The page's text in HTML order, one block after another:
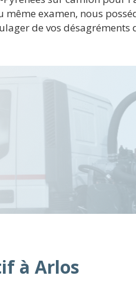
examen, nous
de vos désagréments
à Arlos